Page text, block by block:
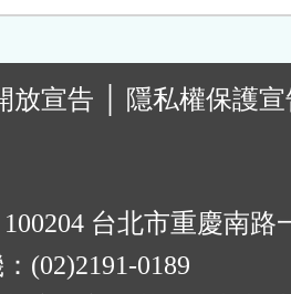
放宣告
隱私權保護
台北市重慶南路
(02)2191-0189